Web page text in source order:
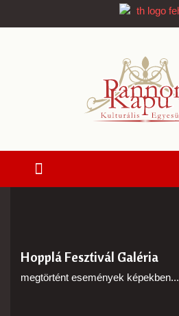
Hopplá Fesztivál Galéria
megtörtént események képekben...